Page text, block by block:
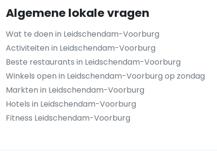
Algemene lokale vragen
Wat te doen in Leidschendam-Voorburg
Activiteiten in Leidschendam-Voorburg
Beste restaurants in Leidschendam-Voorburg
Winkels open in Leidschendam-Voorburg op zondag
Markten in Leidschendam-Voorburg
Hotels in Leidschendam-Voorburg
Fitness Leidschendam-Voorburg